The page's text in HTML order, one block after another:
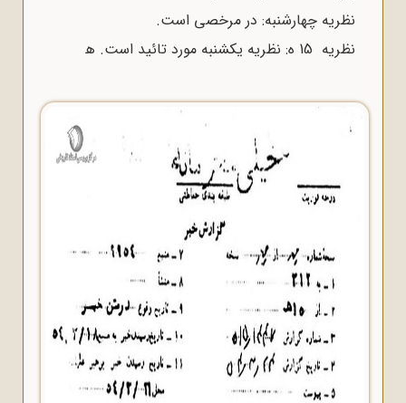
نظریه چهارشنبه: در مرخصى است.